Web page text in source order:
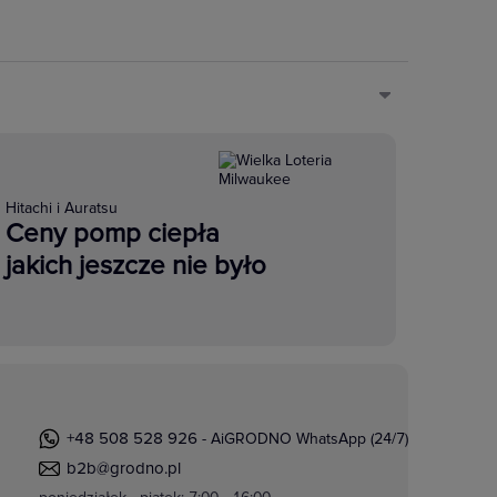
Hitachi i Auratsu
Ceny pomp ciepła
jakich jeszcze nie było
+48 508 528 926 - AiGRODNO WhatsApp (24/7)
b2b@grodno.pl